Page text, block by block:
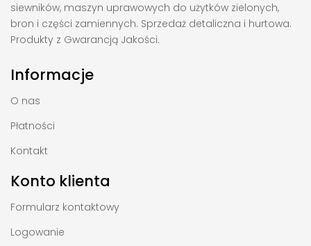
siewników, maszyn uprawowych do użytków zielonych,
bron i części zamiennych. Sprzedaż detaliczna i hurtowa.
Produkty z Gwarancją Jakości.
Informacje
O nas
Płatności
Kontakt
Konto klienta
Formularz kontaktowy
Logowanie